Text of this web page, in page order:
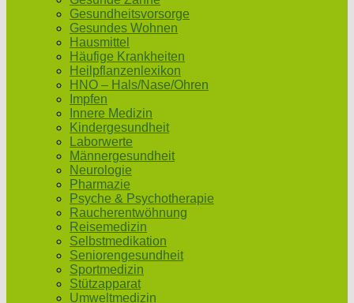
Gesundheitsvorsorge
Gesundes Wohnen
Hausmittel
Häufige Krankheiten
Heilpflanzenlexikon
HNO – Hals/Nase/Ohren
Impfen
Innere Medizin
Kindergesundheit
Laborwerte
Männergesundheit
Neurologie
Pharmazie
Psyche & Psychotherapie
Raucherentwöhnung
Reisemedizin
Selbstmedikation
Seniorengesundheit
Sportmedizin
Stützapparat
Umweltmedizin